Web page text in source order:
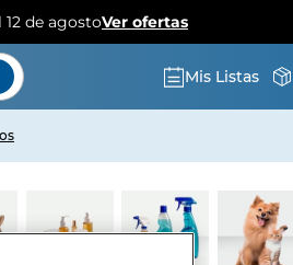
de agostoVer ofertas
Mis Listas